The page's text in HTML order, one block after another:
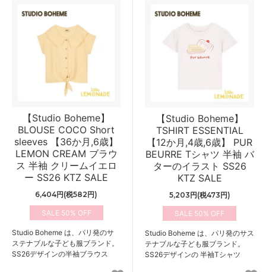
【Studio Boheme】
BLOUSE COCO Short
sleeves 【36か月,6歳】
LEMON CREAM ブラウ
ス 半袖 クリームイエロ
ー SS26 KTZ SALE
6,404円(税582円)
50%
Studio Boheme は、パリ発のサ
ステナブルな子ども服ブランド。
SS26デザインの半袖ブラウス
【Studio Boheme】
TSHIRT ESSENTIAL
【12か月,4歳,6歳】 PUR
BEURRE Tシャツ 半袖 バ
ターのイラスト SS26
KTZ SALE
5,203円(税473円)
50%
Studio Boheme は、パリ発のサス
テナブルな子ども服ブランド。
SS26デザインの 半袖Tシャツ